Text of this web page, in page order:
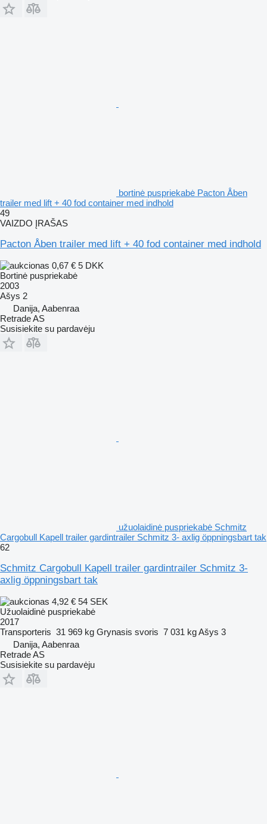
bortinė puspriekabė Pacton Åben
trailer med lift + 40 fod container med indhold
49
VAIZDO ĮRAŠAS
Pacton Åben trailer med lift + 40 fod container med indhold
0,67 € 5 DKK
Bortinė puspriekabė
2003
Ašys 2
Danija, Aabenraa
Retrade AS
Susisiekite su pardavėju
užuolaidinė puspriekabė Schmitz
Cargobull Kapell trailer gardintrailer Schmitz 3- axlig öppningsbart tak
62
Schmitz Cargobull Kapell trailer gardintrailer Schmitz 3-
axlig öppningsbart tak
4,92 € 54 SEK
Užuolaidinė puspriekabė
2017
Transporteris 31 969 kg Grynasis svoris 7 031 kgAšys 3
Danija, Aabenraa
Retrade AS
Susisiekite su pardavėju